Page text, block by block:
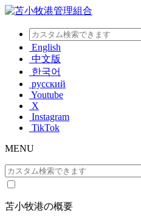
English
中文版
한국어
русский
Youtube
X
Instagram
TikTok
MENU
苫小牧港の概要